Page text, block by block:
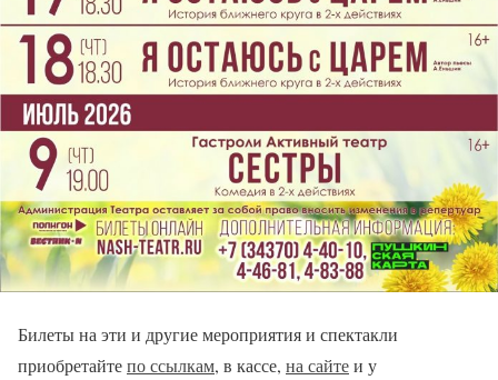
Билеты на эти и другие мероприятия и спектакли
приобретайтепо ссылкам, в кассе, на сайтеи у